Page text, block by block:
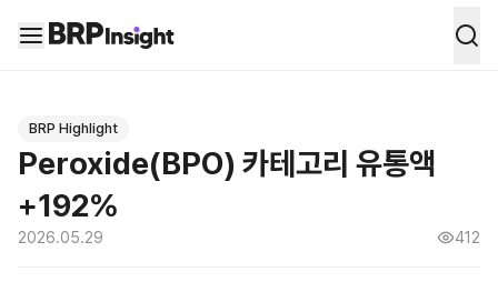
BRP Highlight
Peroxide(BPO) 카테고리 유통액
+192%
2026.05.29 412